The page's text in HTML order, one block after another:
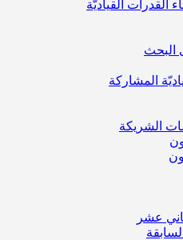
القدرات القياديّة
البحث
المشاركة
الشريكة
عشر